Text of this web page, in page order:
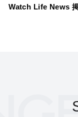
Watch Life News